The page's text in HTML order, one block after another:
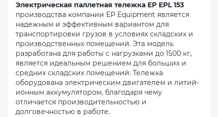
Электрическая паллетная тележка EP EPL 153
производства компании EP Equipment является
надежным и эффективным вариантом для
транспортировки грузов в условиях складских и
производственных помещений. Эта модель
разработана для работы с нагрузками до 1500 кг,
является идеальным решением для больших и
средних складских помещений. Тележка
оборудована электрическим двигателем и литий-
ионным аккумулятором, благодаря чему
отличается производительностью и
долговечностью в работе.